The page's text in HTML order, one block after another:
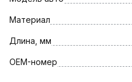
Материал
Длина, мм
OEM-номер